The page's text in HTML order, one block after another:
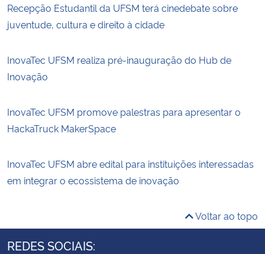
Recepção Estudantil da UFSM terá cinedebate sobre
juventude, cultura e direito à cidade
InovaTec UFSM realiza pré-inauguração do Hub de
Inovação
InovaTec UFSM promove palestras para apresentar o
HackaTruck MakerSpace
InovaTec UFSM abre edital para instituições interessadas
em integrar o ecossistema de inovação
Voltar ao topo
REDES SOCIAIS: